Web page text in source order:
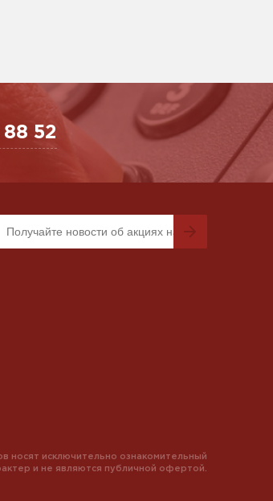
52
носят исключительно ознакомительный
и не являются публичной офертой.